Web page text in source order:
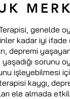
genelde
kadar iyi ifade
depremi
sorunu
işleyebilmesi
kaygı,
ele almada